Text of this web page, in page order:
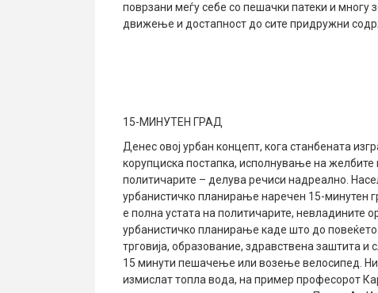
поврзани меѓу себе со пешачки патеки и
движење и достапност до сите придружни
15-МИНУТЕН ГРАД
Денес овој урбан концепт, кога станбената
корупциска постапка, исполнување на
политичарите – делува речиси надреално.
урбанистичко планирање наречен 15-минутен
е полна устата на политичарите, невладините
урбанистичко планирање каде што до
трговија, образование, здравствена заштита
15 минути пешачење или возење велосипед.
измислат топла вода, на пример професорот